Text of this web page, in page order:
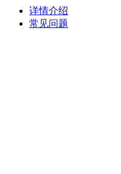
详情介绍
常见问题